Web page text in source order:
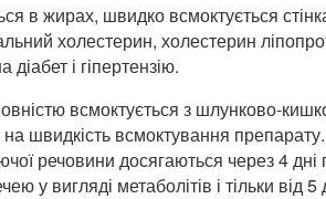
в жирах, швидко всмоктується
холестерин, холестерин
і гіпертензію.
всмоктується з шлунково-
швидкість всмоктування
речовини досягаються через 4
у вигляді метаболітів і тільки